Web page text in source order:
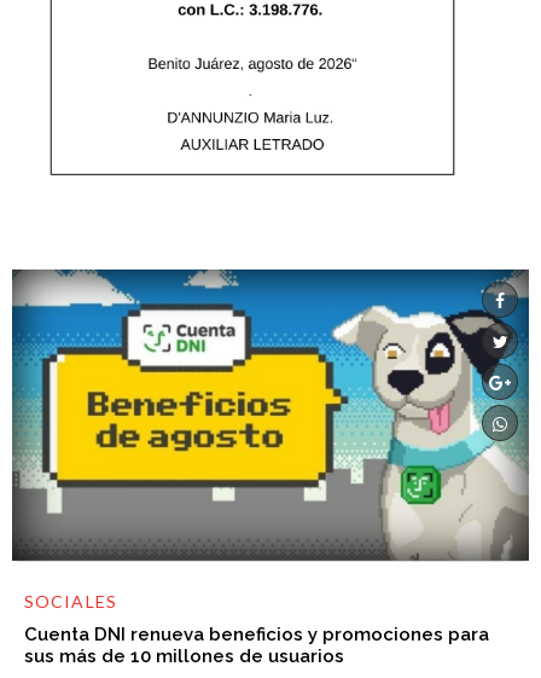
SOCIALES
Cuenta DNI renueva beneficios y promociones para
sus más de 10 millones de usuarios